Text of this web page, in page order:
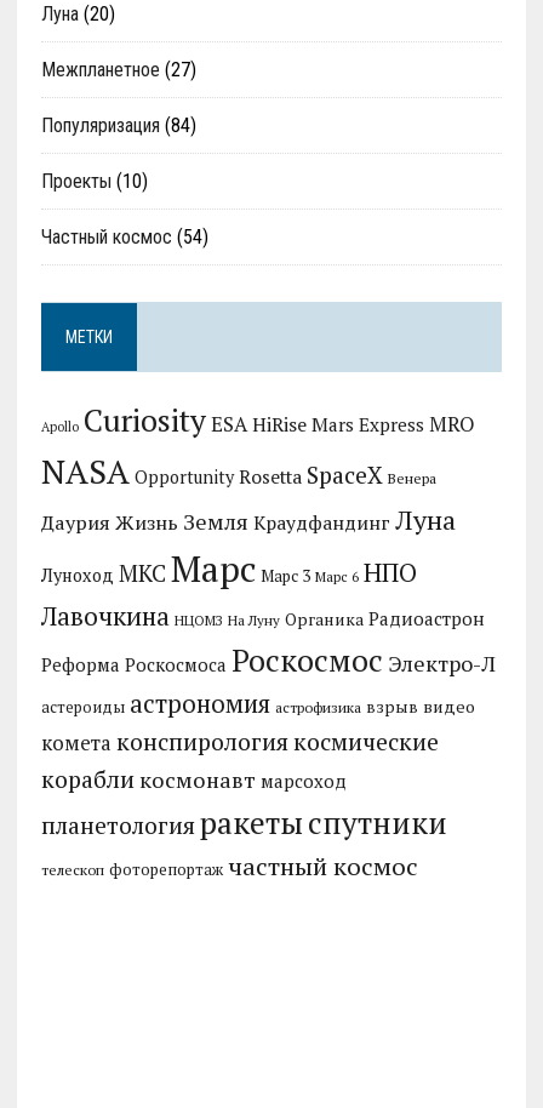
Луна(20)
Межпланетное (27)
Популяризация (84)
Проекты (10)
Частный космос (54)
МЕТКИ
Apollo Curiosity ESA HiRise Mars Express MRO
NASA Opportunity Rosetta SpaceX Венера
Даурия Жизнь Земля Краудфандинг Луна
Луноход МКС Марс Марс 3 Марс 6 НПО
Лавочкина НЦОМЗ На Луну Органика Радиоастрон
Реформа Роскосмоса Роскосмос Электро-Л
астероиды астрономия астрофизика взрыв видео
комета конспирологиякосмические
корабликосмонавт марсоход
планетологияракетыспутники
телескоп фоторепортаж частный космос